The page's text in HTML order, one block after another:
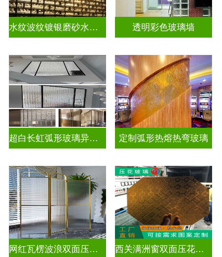
水纹波纹镀银磨砂水晶砖 透明彩色玻璃墙
超白长虹弧形玻璃异形弧形玻璃 定制弧形热熔热弯玻璃
网红瓦楞波浪双面压花玻璃 西关满洲窗双面压花玻璃